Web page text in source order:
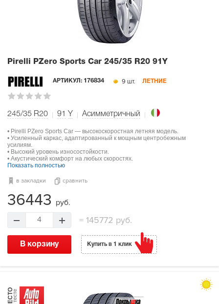
Pirelli PZero Sports Car 245/35 R20 91Y
АРТИКУЛ: 176834 9 шт. ЛЕТНИЕ
245/35 R20 91 Y Асимметричный
• Pirelli PZero Sports Car — высокоскоростная летняя модель.
• Усиленный каркас, адаптированный к мощным центробежным
усилиям.
• Высокий уровень износостойкости.
• Акустический комфорт на любых скоростях.
Показать полностью
в закладки сравнить
36443 руб.
4 =145772 руб.
В корзину Купить в 1 клик
МЕСТОв тесте